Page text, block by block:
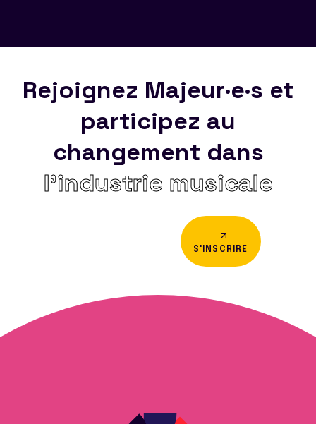
Rejoignez Majeur·e·s et
participez au
changement dans
l’industrie musicale
S'INSCRIRE